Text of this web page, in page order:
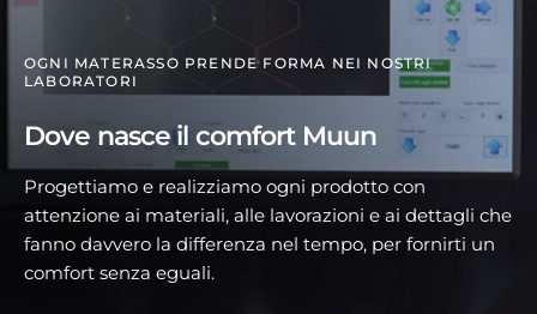
OGNI MATERASSO PRENDE FORMA NEI NOSTRI
LABORATORI
Dove nasce il comfort Muun
Progettiamo e realizziamo ogni prodotto con
attenzione ai materiali, alle lavorazioni e ai dettagli che
fanno davvero la differenza nel tempo, per fornirti un
comfort senza eguali.